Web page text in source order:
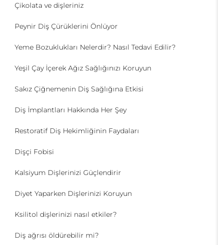
Çikolata ve dişleriniz
Peynir Diş Çürüklerini Önlüyor
Yeme Bozuklukları Nelerdir? Nasıl Tedavi Edilir?
Yeşil Çay İçerek Ağız Sağlığınızı Koruyun
Sakız Çiğnemenin Diş Sağlığına Etkisi
Diş İmplantları Hakkında Her Şey
Restoratif Diş Hekimliğinin Faydaları
Dişçi Fobisi
Kalsiyum Dişlerinizi Güçlendirir
Diyet Yaparken Dişlerinizi Koruyun
Ksilitol dişlerinizi nasıl etkiler?
Diş ağrısı öldürebilir mi?